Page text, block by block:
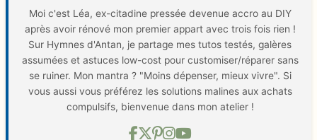
Moi c'est Léa, ex-citadine pressée devenue accro au DIY
après avoir rénové mon premier appart avec trois fois rien !
Sur Hymnes d'Antan, je partage mes tutos testés, galères
assumées et astuces low-cost pour customiser/réparer sans
se ruiner. Mon mantra ? "Moins dépenser, mieux vivre". Si
vous aussi vous préférez les solutions malines aux achats
compulsifs, bienvenue dans mon atelier !